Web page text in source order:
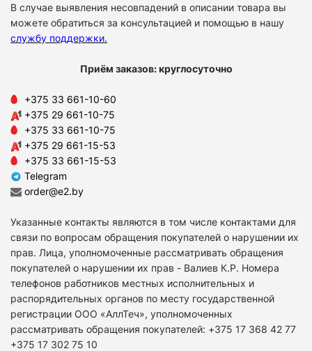
В случае выявления несовпадений в описании товара вы
можете обратиться за консультацией и помощью в нашу
службу поддержки.
Приём заказов: круглосуточно
+375 33 661-10-60
+375 29 661-10-75
+375 33 661-10-75
+375 29 661-15-53
+375 33 661-15-53
Telegram
order@e2.by
Указанные контакты являются в том числе контактами для
связи по вопросам обращения покупателей о нарушении их
прав. Лица, уполномоченные рассматривать обращения
покупателей о нарушении их прав - Валиев К.Р. Номера
телефонов работников местных исполнительных и
распорядительных органов по месту государственной
регистрации ООО «АллТеч», уполномоченных
рассматривать обращения покупателей: +375 17 368 42 77
+375 17 302 75 10